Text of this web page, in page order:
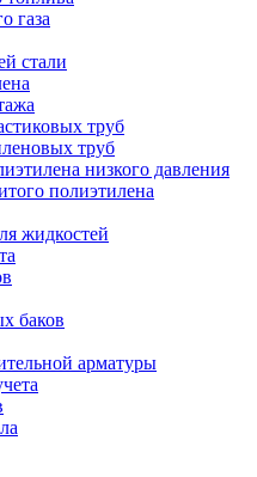
газа
стали
труб
труб
низкого давления
полиэтилена
жидкостей
баков
арматуры